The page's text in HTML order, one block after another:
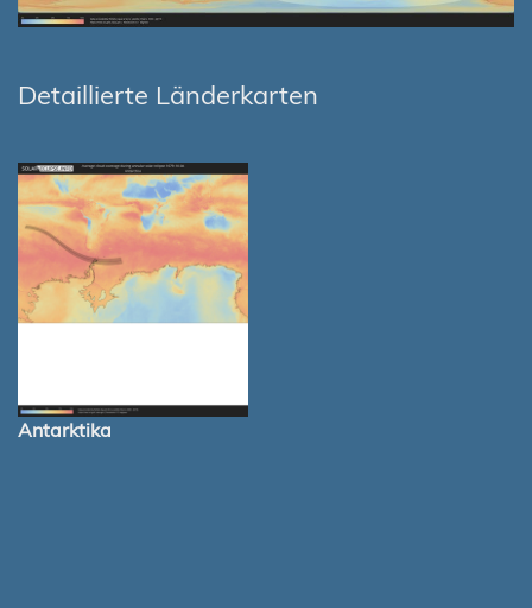
Detaillierte Länderkarten
Antarktika